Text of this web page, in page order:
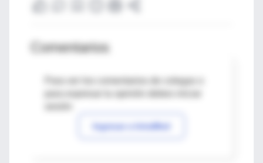
Comentarios
Para ver los comentarios de colegas o
Ingresar a IntraMed